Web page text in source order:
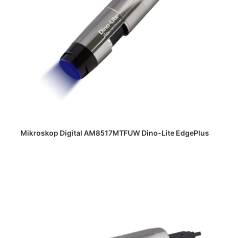
DAPATKAN PENAWARAN HARGA
Mikroskop Digital AM8517MTFUW Dino-Lite EdgePlus